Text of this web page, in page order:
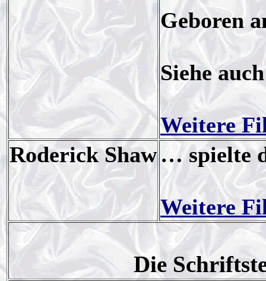
Geboren
Siehe
Weitere
Roderick Shaw … spielte
Weitere
Die